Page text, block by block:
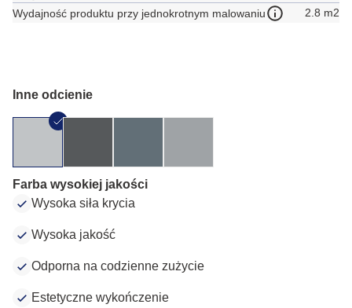
Wydajność produktu przy jednokrotnym malowaniu
2.8 m2
Inne odcienie
Farba wysokiej jakości
Wysoka siła krycia
Wysoka jakość
Odporna na codzienne zużycie
Estetyczne wykończenie